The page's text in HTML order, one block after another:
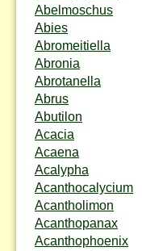
Abelmoschus
Abies
Abromeitiella
Abronia
Abrotanella
Abrus
Abutilon
Acacia
Acaena
Acalypha
Acanthocalycium
Acantholimon
Acanthopanax
Acanthophoenix